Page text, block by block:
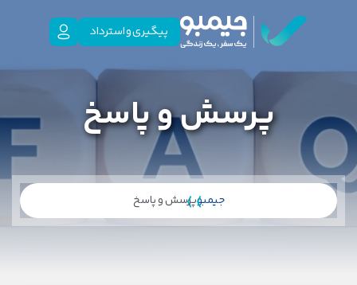
پیگیری و استرداد
پرسش و پاسخ
جیمبوپرسش و پاسخ